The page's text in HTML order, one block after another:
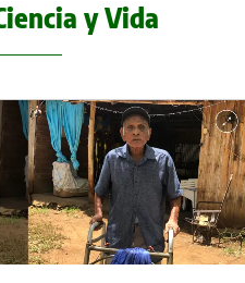
y Vida